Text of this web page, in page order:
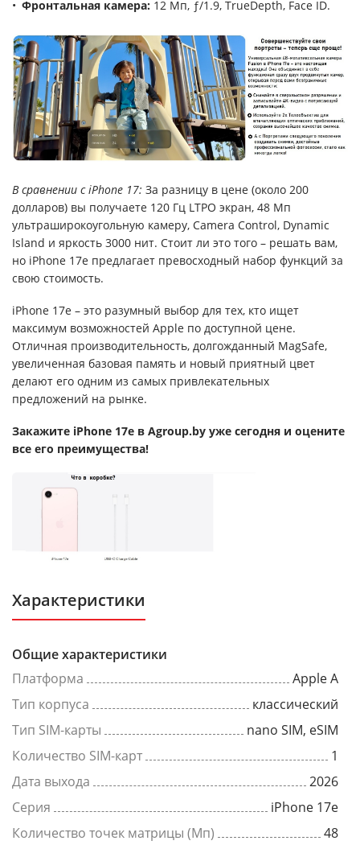
Фронтальная камера: 12 Мп, ƒ/1.9, TrueDepth, Face ID.
В сравнении с iPhone 17: За разницу в цене (около 200
долларов) вы получаете 120 Гц LTPO экран, 48 Мп
ультраширокоугольную камеру, Camera Control, Dynamic
Island и яркость 3000 нит. Стоит ли это того – решать вам,
но iPhone 17e предлагает превосходный набор функций за
свою стоимость.
iPhone 17e – это разумный выбор для тех, кто ищет
максимум возможностей Apple по доступной цене.
Отличная производительность, долгожданный MagSafe,
увеличенная базовая память и новый приятный цвет
делают его одним из самых привлекательных
предложений на рынке.
Закажите iPhone 17e в Agroup.by уже сегодня и оцените
все его преимущества!
Характеристики
Общие характеристики
Платформа
Apple A
Тип корпуса
классический
Тип SIM-карты
nano SIM, eSIM
Количество SIM-карт
1
Дата выхода
2026
Серия
iPhone 17e
Количество точек матрицы (Мп)
48